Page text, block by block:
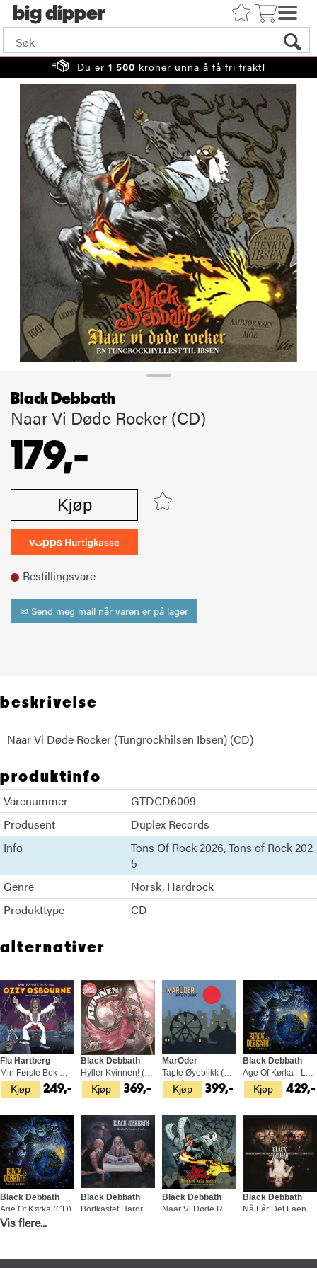
big
Du er 1 500 kroner unna å få fri frakt!
Black Debbath
Naar Vi Døde Rocker (CD)
179,-
Kjøp
Bestillingsvare
✉ Send meg mail når varen er på lager
beskrivelse
Naar Vi Døde Rocker (Tungrockhilsen Ibsen) (CD)
produktinfo
Varenummer
GTDCD6009
Produsent
Duplex Records
Info
Tons Of Rock 2026 Tons of Rock 202
5
Genre
Norsk Hardrock
Produkttype
CD
alternativer
Kjøp
Flu Hartberg
249,- Kjøp
Black Debbath
369,- Kjøp
MarOder
Tapte Øyeblikk (LP)
399,- Kjøp
Black Debbath
429,-
Kjøp
Black Debbath
Age Of Kørka (CD)
229,-
Black Debbath
Black Debbath
Black Debbath
Vis flere...